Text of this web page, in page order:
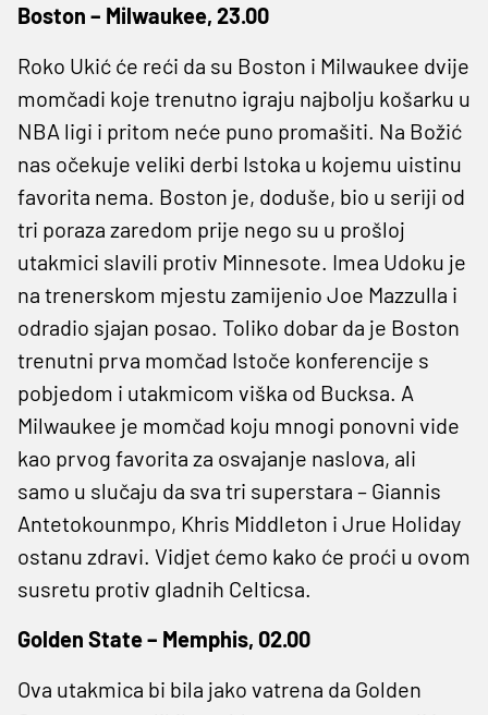
Boston – Milwaukee, 23.00
Roko Ukić će reći da su Boston i Milwaukee dvije
momčadi koje trenutno igraju najbolju košarku u
NBA ligi i pritom neće puno promašiti. Na Božić
nas očekuje veliki derbi Istoka u kojemu uistinu
favorita nema. Boston je, doduše, bio u seriji od
tri poraza zaredom prije nego su u prošloj
utakmici slavili protiv Minnesote. Imea Udoku je
na trenerskom mjestu zamijenio Joe Mazzulla i
odradio sjajan posao. Toliko dobar da je Boston
trenutni prva momčad Istoče konferencije s
pobjedom i utakmicom viška od Bucksa. A
Milwaukee je momčad koju mnogi ponovni vide
kao prvog favorita za osvajanje naslova, ali
samo u slučaju da sva tri superstara – Giannis
Antetokounmpo, Khris Middleton i Jrue Holiday
ostanu zdravi. Vidjet ćemo kako će proći u ovom
susretu protiv gladnih Celticsa.
Golden State – Memphis, 02.00
Ova utakmica bi bila jako vatrena da Golden